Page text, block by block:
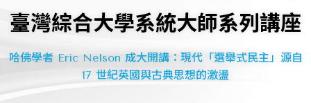
臺灣綜合大學系統大師系列講座
哈佛學者 Eric Nelson 成大開講：現代「選舉式民主」源自
17 世紀英國與古典思想的激盪
【臺灣綜合大學系統】2026新進教
師專業知能研習營 (115.08.28)